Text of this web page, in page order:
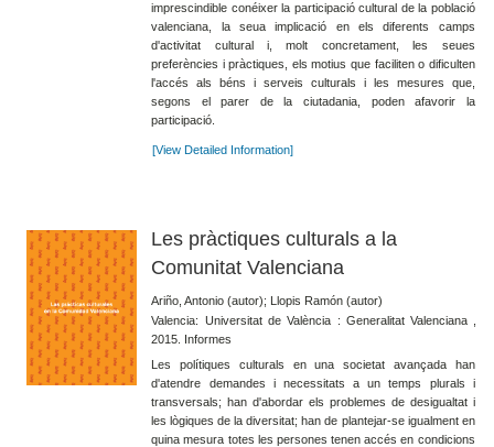
imprescindible conéixer la participació cultural de la població
valenciana, la seua implicació en els diferents camps
d'activitat cultural i, molt concretament, les seues
preferències i pràctiques, els motius que faciliten o dificulten
l'accés als béns i serveis culturals i les mesures que,
segons el parer de la ciutadania, poden afavorir la
participació.
[View Detailed Information]
Les pràctiques culturals a la
Comunitat Valenciana
Ariño, Antonio (autor); Llopis Ramón (autor)
Valencia: Universitat de València : Generalitat Valenciana ,
2015. Informes
Les polítiques culturals en una societat avançada han
d'atendre demandes i necessitats a un temps plurals i
transversals; han d'abordar els problemes de desigualtat i
les lògiques de la diversitat; han de plantejar-se igualment en
quina mesura totes les persones tenen accés en condicions